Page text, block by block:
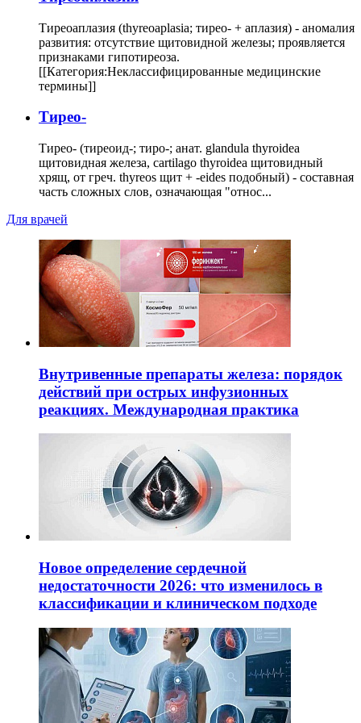
Тиреоаплазия (thyreoaplasia; тирео- + аплазия) - аномалия
развития: отсутствие щитовидной железы; проявляется
признаками гипотиреоза.
[[Категория:Неклассифицированные медицинские
термины]]
Тирео-
Тирео- (тиреоид-; тиро-; анат. glandula thyroidea
щитовидная железа, cartilago thyroidea щитовидный
хрящ, от греч. thyreos щит + -eides подобный) - составная
часть сложных слов, означающая "относ...
Для врачей
Внутривенные препараты железа: порядок
действий при острых инфузионных
реакциях. Международная практика
Новое определение сердечной
недостаточности 2026: что изменилось в
классификации и клиническом подходе